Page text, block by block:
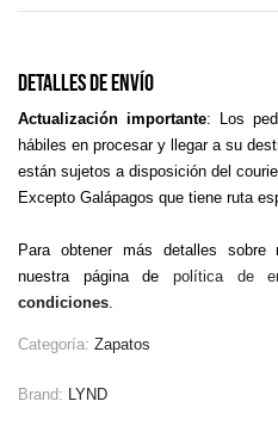
Detalles De Envío
Actualización importante: Los
hábiles en procesar y llegar a su
están sujetos a disposición del
Excepto Galápagos que tiene ruta
Para obtener más detalles
nuestra página de política de
condiciones
Categoría: Zapatos
Brand: LYND